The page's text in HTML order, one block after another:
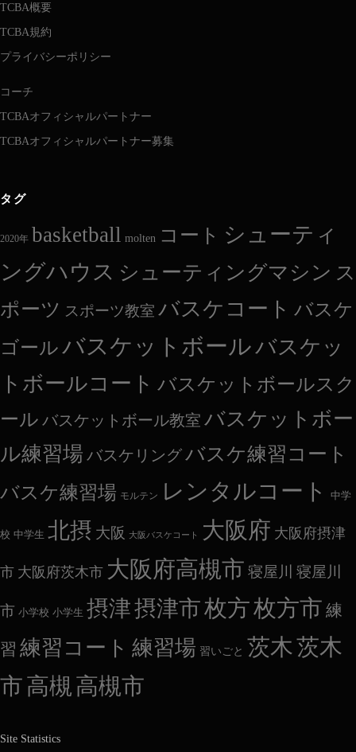
TCBA概要
TCBA規約
プライバシーポリシー
コーチ
TCBAオフィシャルパートナー
TCBAオフィシャルパートナー募集
タグ
2020年 basketball molten コート シューティ
ングハウス シューティングマシン ス
ポーツ スポーツ教室 バスケコート バスケ
ゴールバスケットボールバスケッ
トボールコート バスケットボールスク
ール バスケットボール教室 バスケットボー
ル練習場 バスケリングバスケ練習コート
バスケ練習場 モルテン レンタルコート 中学
校 中学生 北摂 大阪 大阪バスケコート 大阪府 大阪府摂津
市 大阪府茨木市 大阪府高槻市 寝屋川 寝屋川
市 小学校 小学生 摂津摂津市枚方枚方市 練
習 練習コート 練習場 習いごと 茨木茨木
市高槻高槻市
Site Statistics